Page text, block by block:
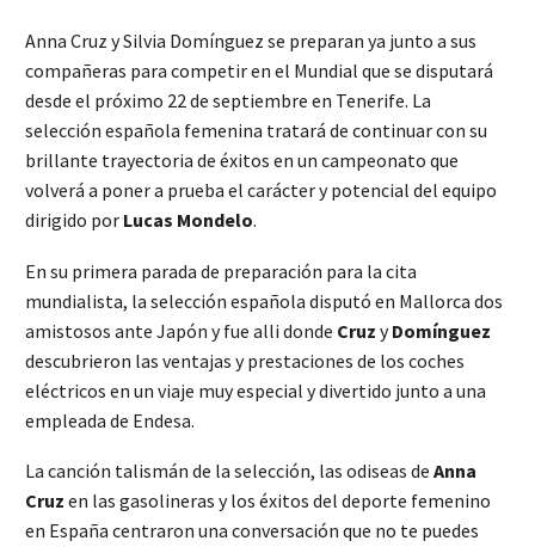
Anna Cruz y Silvia Domínguez se preparan ya junto a sus
compañeras para competir en el Mundial que se disputará
desde el próximo 22 de septiembre en Tenerife. La
selección española femenina tratará de continuar con su
brillante trayectoria de éxitos en un campeonato que
volverá a poner a prueba el carácter y potencial del equipo
dirigido por Lucas Mondelo.
En su primera parada de preparación para la cita
mundialista, la selección española disputó en Mallorca dos
amistosos ante Japón y fue alli donde Cruz yDomínguez
descubrieron las ventajas y prestaciones de los coches
eléctricos en un viaje muy especial y divertido junto a una
empleada de Endesa.
La canción talismán de la selección, las odiseas de Anna
Cruz en las gasolineras y los éxitos del deporte femenino
en España centraron una conversación que no te puedes